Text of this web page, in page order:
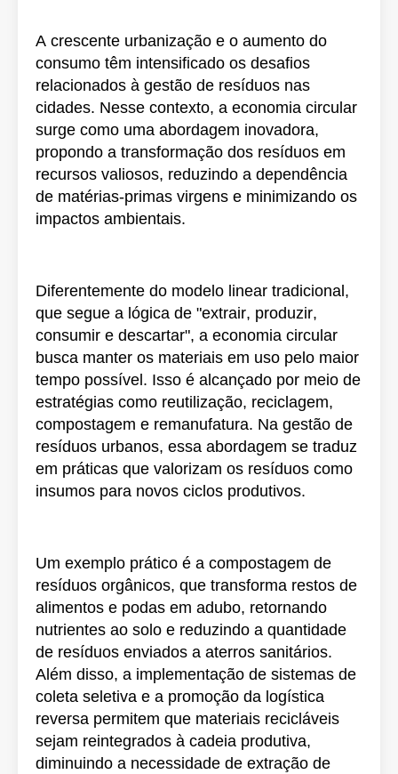
A crescente urbanização e o aumento do
consumo têm intensificado os desafios
relacionados à gestão de resíduos nas
cidades. Nesse contexto, a economia circular
surge como uma abordagem inovadora,
propondo a transformação dos resíduos em
recursos valiosos, reduzindo a dependência
de matérias-primas virgens e minimizando os
impactos ambientais.
Diferentemente do modelo linear tradicional,
que segue a lógica de "extrair, produzir,
consumir e descartar", a economia circular
busca manter os materiais em uso pelo maior
tempo possível. Isso é alcançado por meio de
estratégias como reutilização, reciclagem,
compostagem e remanufatura. Na gestão de
resíduos urbanos, essa abordagem se traduz
em práticas que valorizam os resíduos como
insumos para novos ciclos produtivos.
Um exemplo prático é a compostagem de
resíduos orgânicos, que transforma restos de
alimentos e podas em adubo, retornando
nutrientes ao solo e reduzindo a quantidade
de resíduos enviados a aterros sanitários.
Além disso, a implementação de sistemas de
coleta seletiva e a promoção da logística
reversa permitem que materiais recicláveis
sejam reintegrados à cadeia produtiva,
diminuindo a necessidade de extração de